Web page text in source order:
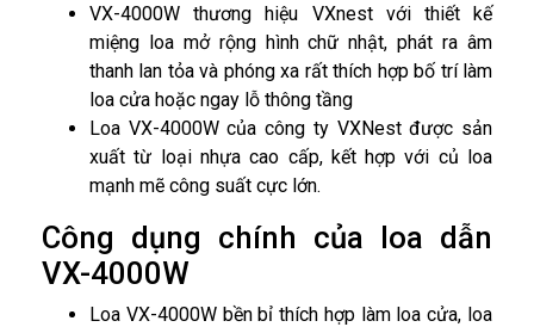
VX-4000W thương hiệu VXnest với thiết kế
miệng loa mở rộng hình chữ nhật, phát ra âm
thanh lan tỏa và phóng xa rất thích hợp bố trí làm
loa cửa hoặc ngay lỗ thông tầng
Loa VX-4000W của công ty VXNest được sản
xuất từ loại nhựa cao cấp, kết hợp với củ loa
mạnh mẽ công suất cực lớn.
Công dụng chính của loa dẫn
VX-4000W
Loa VX-4000W bền bỉ thích hợp làm loa cửa, loa